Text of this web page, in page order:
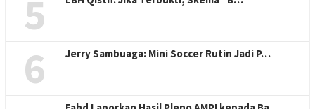
5
6 Jerry Sambuaga: Mini Soccer Rutin Jadi P…